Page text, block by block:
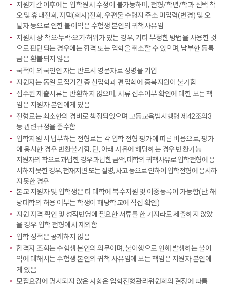
지원기간 이후에는 입학원서 수정이 불가능하며, 전형/학년/학과 선택 착
오 및 휴대전화, 자택(회사)전화, 우편물 수령지 주소 미입력(변경) 및 오·
탈자 등으로 인한 불이익은 수험생 본인의 귀책사유임
지원서 상 착오·누락·오기·허위가 있는 경우, 기타 부정한 방법을 사용한 것
으로 판단되는 경우에는 합격 또는 입학을 취소할 수 있으며, 납부한 등록
금은 환불되지 않음
국적이 외국인인 자는 반드시 영문자로 성명을 기입
지원자는 동일 모집기간 중 신입학과 편입학에 중복지원이 불가함
접수된 제출서류는 반환하지 않으며, 서류 접수여부 확인에 대한 모든 책
임은 지원자 본인에게 있음
전형료는 최소한의 경비로 책정되었으며 고등교육법시행령 제42조의3
등 관련규정을 준수함
입학지원 시 납부하는 전형료는 각 입학 전형 평가에 따른 비용으로, 평가
에 응시한 경우 반환불가함. 단, 아래 사유에 해당하는 경우 반환가능
지원자의 착오로 과납한 경우 과납한 금액, 대학의 귀책사유로 입학전형에 응
시하지 못한 경우, 천재지변 또는 질병, 사고 등으로 인하여 입학전형에 응시하
지 못한 경우
본교 지원자 및 입학생은 타 대학에 복수지원 및 이중등록이 가능함(단, 해
당대학의 허용 여부는 학생이 해당학교에 직접 확인)
지원 자격 확인 및 성적반영에 필요한 서류를 한 가지라도 제출하지 않았
을 경우 입학 전형에서 제외함
입학 성적은 공개하지 않음
합격자 조회는 수험생 본인의 의무이며, 불이행으로 인해 발생하는 불이
익에 대해서는 수험생 본인의 귀책 사유임에 모든 책임은 지원자 본인에
게 있음
모집요강에 명시되지 않은 사항은 입학전형관리위원회의 결정에 따름